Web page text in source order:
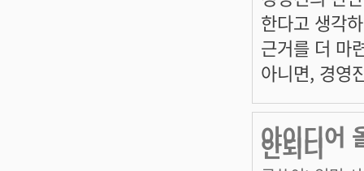
한다고 생각
근거를 더 마
아니면, 경영
아이디어
안되니